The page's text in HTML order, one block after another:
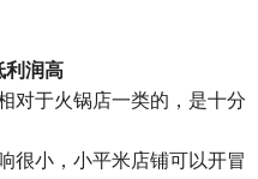
利润高
对于火锅店一类的，是十分
很小，小平米店铺可以开冒